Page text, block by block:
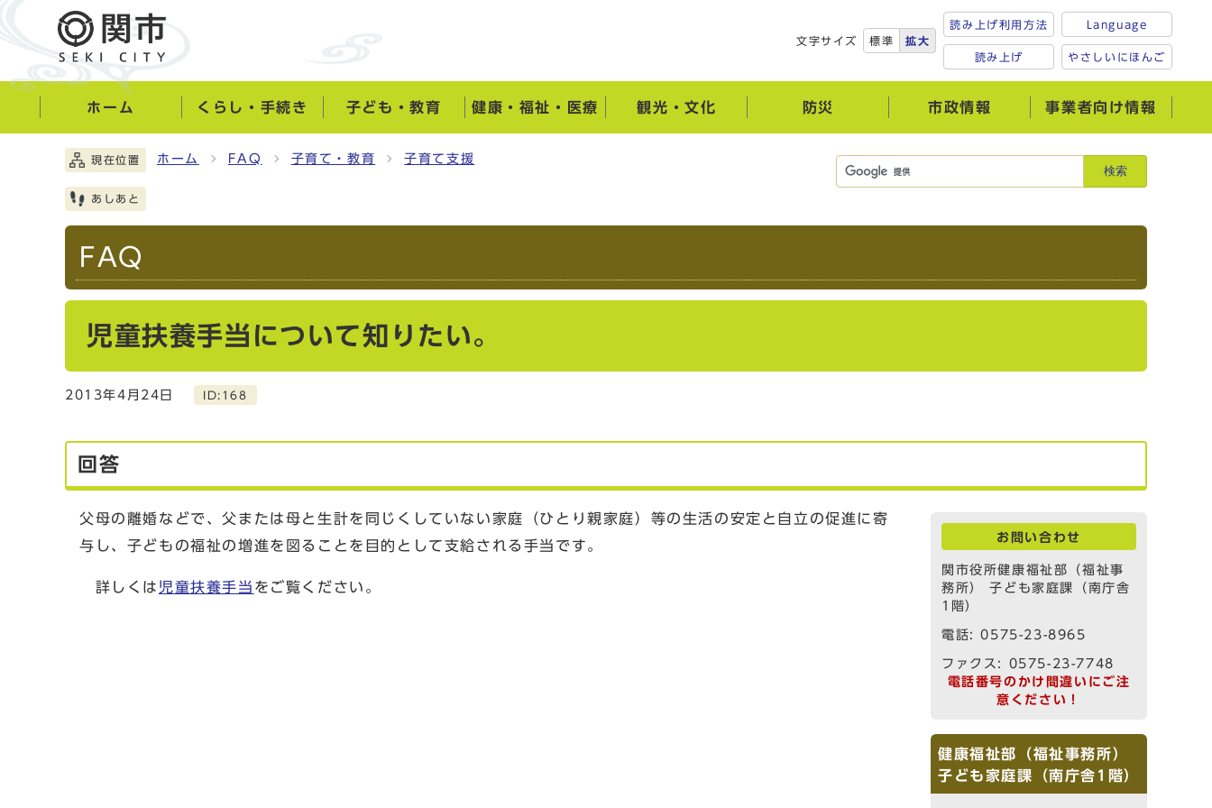
文字サイズ 標準 拡大
読み上げ利用方法
読み上げ
Language
やさしいにほんご
ホーム くらし・手続き 子ども・教育 健康・福祉・医療 観光・文化 防災 市政情報 事業者向け情報
検索
現在位置 ホーム FAQ 子育て・教育 子育て支援
あしあと
FAQ
児童扶養手当について知りたい。
2013年4月24日 ID:168
回答
父母の離婚などで、父または母と生計を同じくしていない家庭（ひとり親家庭）等の生活の安定と自立の促進に寄
与し、子どもの福祉の増進を図ることを目的として支給される手当です。
詳しくは 児童扶養手当 をご覧ください。
お問い合わせ
関市役所健康福祉部（福祉事
務所） 子ども家庭課（南庁舎
1階）
電話: 0575-23-8965
ファクス: 0575-23-7748
電話番号のかけ間違いにご注
意ください！
健康福祉部（福祉事務所）
子ども家庭課（南庁舎1階）